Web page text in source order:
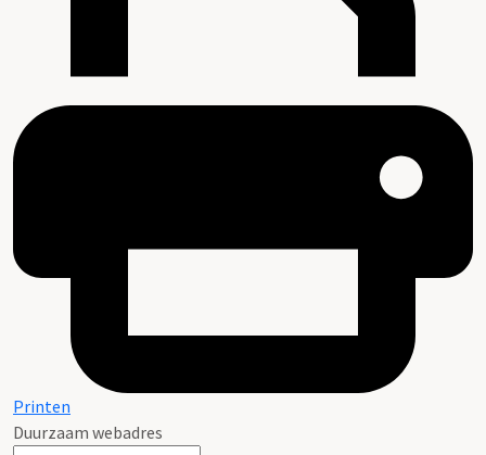
Printen
Duurzaam webadres